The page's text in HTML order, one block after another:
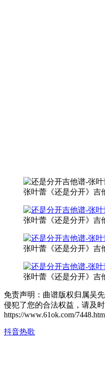
张叶蕾《还是分开》吉
张叶蕾《还是分开》吉
张叶蕾《还是分开》吉
张叶蕾《还是分开》吉
免责声明：曲谱版权归属吴
侵犯了您的合法权益，请及
https://www.61ok.com/
抖音热歌